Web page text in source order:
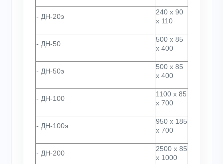
- ДН-20э
240 х 90
х 110
- ДН-50
500 х 85
х 400
- ДН-50э
500 х 85
х 400
- ДН-100
1100 х 85
х 700
- ДН-100э
950 х 185
х 700
- ДН-200
2500 х 85
х 1000